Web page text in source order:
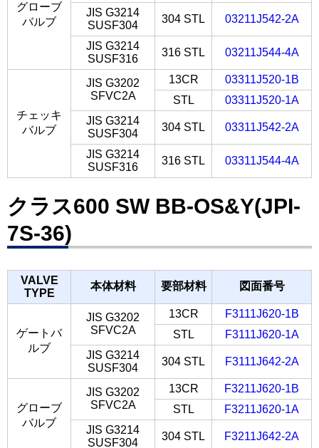
グローブ
バルブ
JIS G3214
SUSF304
304 STL 03211J542-2A
JIS G3214
SUSF316
316 STL 03211J544-4A
チェッキ
バルブ
JIS G3202
SFVC2A
13CR
03311J520-1B
STL
03311J520-1A
JIS G3214
SUSF304
304 STL 03311J542-2A
JIS G3214
SUSF316
316 STL 03311J544-4A
クラス600 SW BB-OS&Y(JPI-
7S-36)
VALVE
TYPE
本体材料 要部材料 図面番号
ゲートバ
ルブ
JIS G3202
SFVC2A
13CR
F3111J620-1B
STL
F3111J620-1A
JIS G3214
SUSF304
304 STL F3111J642-2A
グローブ
バルブ
JIS G3202
SFVC2A
13CR
F3211J620-1B
STL
F3211J620-1A
JIS G3214
SUSF304
304 STL F3211J642-2A